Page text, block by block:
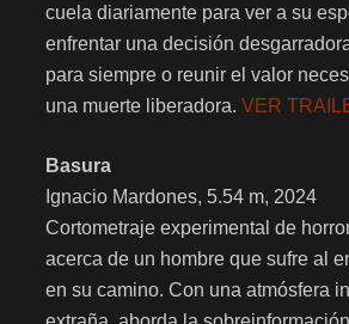
cuela diariamente para ver a su
enfrentar una decisión
para siempre o reunir el valor
una muerte liberadora. VER
Basura
Ignacio Mardones, 5.54 m, 2024
Cortometraje experimental de
acerca de un hombre que sufre al
en su camino. Con una atmósfera